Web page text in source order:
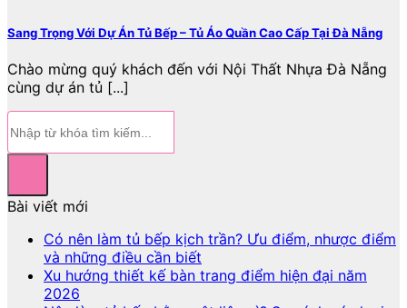
Sang Trọng Với Dự Án Tủ Bếp – Tủ Áo Quần Cao Cấp Tại Đà Nẵng
Chào mừng quý khách đến với Nội Thất Nhựa Đà Nẵng
cùng dự án tủ [...]
Bài viết mới
Có nên làm tủ bếp kịch trần? Ưu điểm, nhược điểm
và những điều cần biết
Xu hướng thiết kế bàn trang điểm hiện đại năm
2026